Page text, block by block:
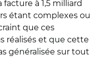
à 1,5 milliard
étant complexes ou
que ces
réalisés et que cette
généralisée sur tout